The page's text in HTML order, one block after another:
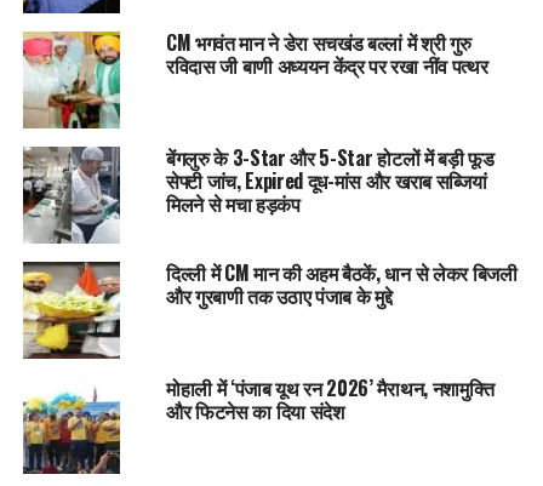
जांच एजेंसियों का मानना है कि यह नेटवर्क पंजाब में नशे की सप्लाई का एक
अहम हिस्सा हो सकता है, जो युवाओं को निशाना बना रहा था। आरोपी से
पूछताछ के दौरान कई अहम खुलासे होने की उम्मीद है, जिससे इस नेटवर्क से
जुड़े अन्य लोगों की पहचान की जा सकेगी।
इस मामले में पुलिस ने NDPS एक्ट के तहत एफआईआर दर्ज कर ली है और
आगे की जांच तेज कर दी गई है। अधिकारियों का कहना है कि जल्द ही इस
गिरोह के अन्य सदस्यों को भी गिरफ्तार किया जाएगा और पूरे नेटवर्क को जड़
से खत्म करने के लिए सख्त कार्रवाई की जाएगी।
पुलिस ने यह भी साफ किया है कि राज्य में नशा तस्करी के खिलाफ अभियान
लगातार जारी रहेगा और ऐसे अवैध कारोबार में शामिल किसी भी व्यक्ति को
बख्शा नहीं जाएगा।
RELATED TOPICS: LATEST NEWS POLICE
PUNJABNEWS
CM भगवंत मान ने डेरा सचखंड बल्लां में श्री गुरु
रविदास जी बाणी अध्ययन केंद्र पर रखा नींव पत्थर
बेंगलुरु के 3-Star और 5-Star होटलों में बड़ी फूड
सेफ्टी जांच, Expired दूध-मांस और खराब सब्जियां
मिलने से मचा हड़कंप
दिल्ली में CM मान की अहम बैठकें, धान से लेकर बिजली
और गुरबाणी तक उठाए पंजाब के मुद्दे
मोहाली में ‘पंजाब यूथ रन 2026’ मैराथन, नशामुक्ति
और फिटनेस का दिया संदेश